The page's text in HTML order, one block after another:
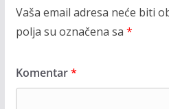
Vaša email adresa neće biti
polja su označena sa *
Komentar*